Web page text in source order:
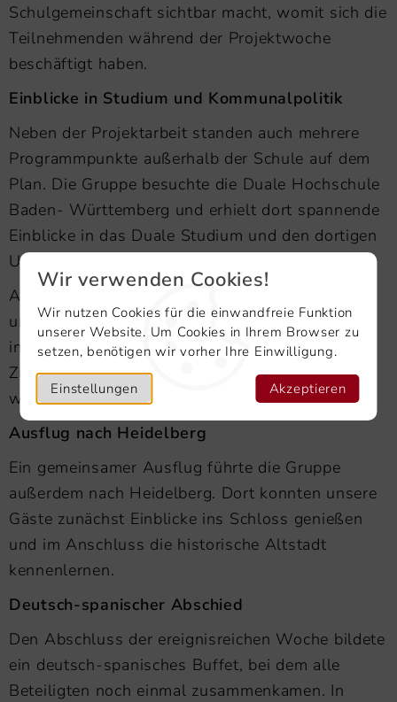
Wir verwenden Cookies!
Wir nutzen Cookies für die einwandfreie Funktion
unserer Website. Um Cookies in Ihrem Browser zu
setzen, benötigen wir vorher Ihre Einwilligung.
Einstellungen Akzeptieren
Schulgemeinschaft sichtbar macht, womit sich die
Teilnehmenden während der Projektwoche
beschäftigt haben.
Einblicke in Studium und Kommunalpolitik
Neben der Projektarbeit standen auch mehrere
Programmpunkte außerhalb der Schule auf dem
Plan. Die Gruppe besuchte die Duale Hochschule
Baden- Württemberg und erhielt dort spannende
Einblicke in das Duale Studium und den dortigen
Umgang mit Diversität.
Außerdem wurden die Gäste im Rathaus von
unserem Oberbürgermeister empfangen, der den
internationalen Austausch und die
Zusammenarbeit im Rahmen von Erasmus+
würdigte.
Ausflug nach Heidelberg
Ein gemeinsamer Ausflug führte die Gruppe
außerdem nach Heidelberg. Dort konnten unsere
Gäste zunächst Einblicke ins Schloss genießen
und im Anschluss die historische Altstadt
kennenlernen.
Deutsch-spanischer Abschied
Den Abschluss der ereignisreichen Woche bildete
ein deutsch-spanisches Buffet, bei dem alle
Beteiligten noch einmal zusammenkamen. In